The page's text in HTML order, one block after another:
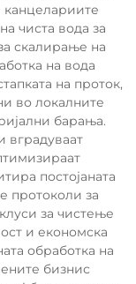
канцелариите
чиста вода за
скалирање на
на вода
на проток,
во локалните
барања.
вградуваат
постојаната
протоколи за
за чистење
и економска
обработка на
бизнис